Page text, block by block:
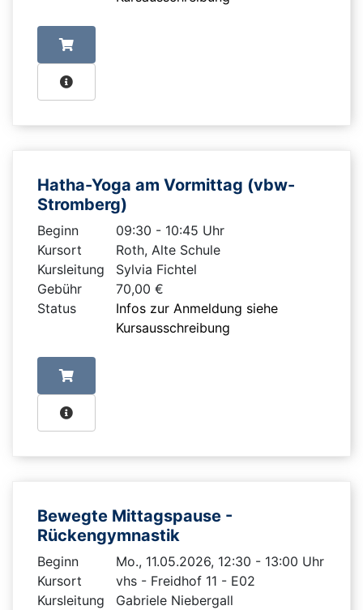
Hatha-Yoga am Vormittag (vbw-
Stromberg)
Beginn
09:30 - 10:45 Uhr
Kursort
Roth, Alte Schule
Kursleitung
Sylvia Fichtel
Gebühr
70,00 €
Status
Infos zur Anmeldung siehe
Kursausschreibung
Bewegte Mittagspause -
Rückengymnastik
Beginn
Mo., 11.05.2026, 12:30 - 13:00 Uhr
Kursort
vhs - Freidhof 11 - E02
Kursleitung
Gabriele Niebergall